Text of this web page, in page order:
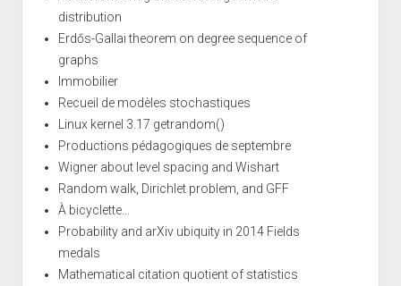
distribution
Erdős-Gallai theorem on degree sequence of
graphs
Immobilier
Recueil de modèles stochastiques
Linux kernel 3.17 getrandom()
Productions pédagogiques de septembre
Wigner about level spacing and Wishart
Random walk, Dirichlet problem, and GFF
À bicyclette...
Probability and arXiv ubiquity in 2014 Fields
medals
Mathematical citation quotient of statistics